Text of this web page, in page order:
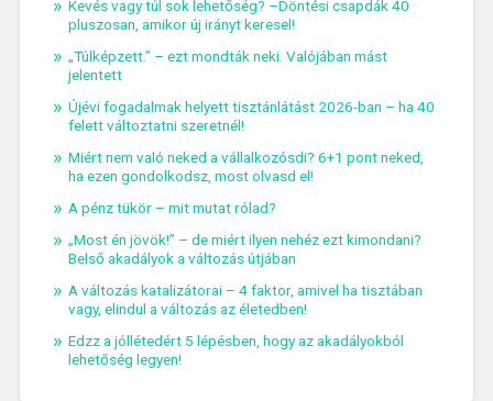
Kevés vagy túl sok lehetőség? –Döntési csapdák 40
pluszosan, amikor új irányt keresel!
„Túlképzett.” – ezt mondták neki. Valójában mást
jelentett
Újévi fogadalmak helyett tisztánlátást 2026-ban – ha 40
felett változtatni szeretnél!
Miért nem való neked a vállalkozósdi? 6+1 pont neked,
ha ezen gondolkodsz, most olvasd el!
A pénz tükör – mit mutat rólad?
„Most én jövök!” – de miért ilyen nehéz ezt kimondani?
Belső akadályok a változás útjában
A változás katalizátorai – 4 faktor, amivel ha tisztában
vagy, elindul a változás az életedben!
Edzz a jóllétedért 5 lépésben, hogy az akadályokból
lehetőség legyen!